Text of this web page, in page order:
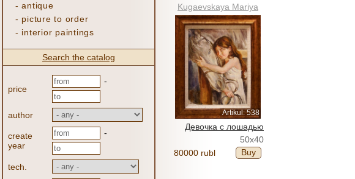
-antique
- picture to order
- interior paintings
Search the catalog
price
-
author
create
year
-
tech.
Kugaevskaya Mariya
Artikul: 538
Девочка с лошадью
50x40
80000 rubl
Buy